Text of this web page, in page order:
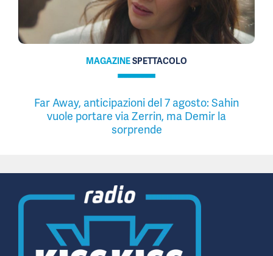
MAGAZINESPETTACOLO
Far Away, anticipazioni del 7 agosto: Sahin
vuole portare via Zerrin, ma Demir la
sorprende